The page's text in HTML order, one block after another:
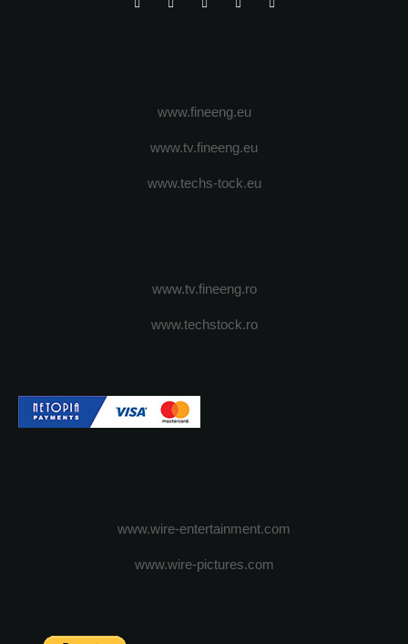
www.fineeng.eu
www.tv.fineeng.eu
www.techs-tock.eu
www.tv.fineeng.ro
www.techstock.ro
www.wire-entertainment.com
www.wire-pictures.com